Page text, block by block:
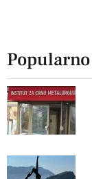
Popularno